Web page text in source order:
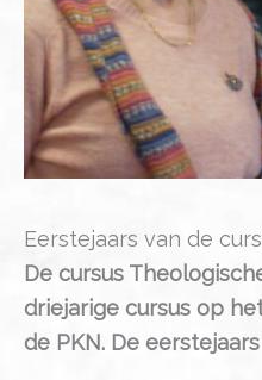
Eerstejaars van de
De cursus
driejarige cursus op
de PKN. De